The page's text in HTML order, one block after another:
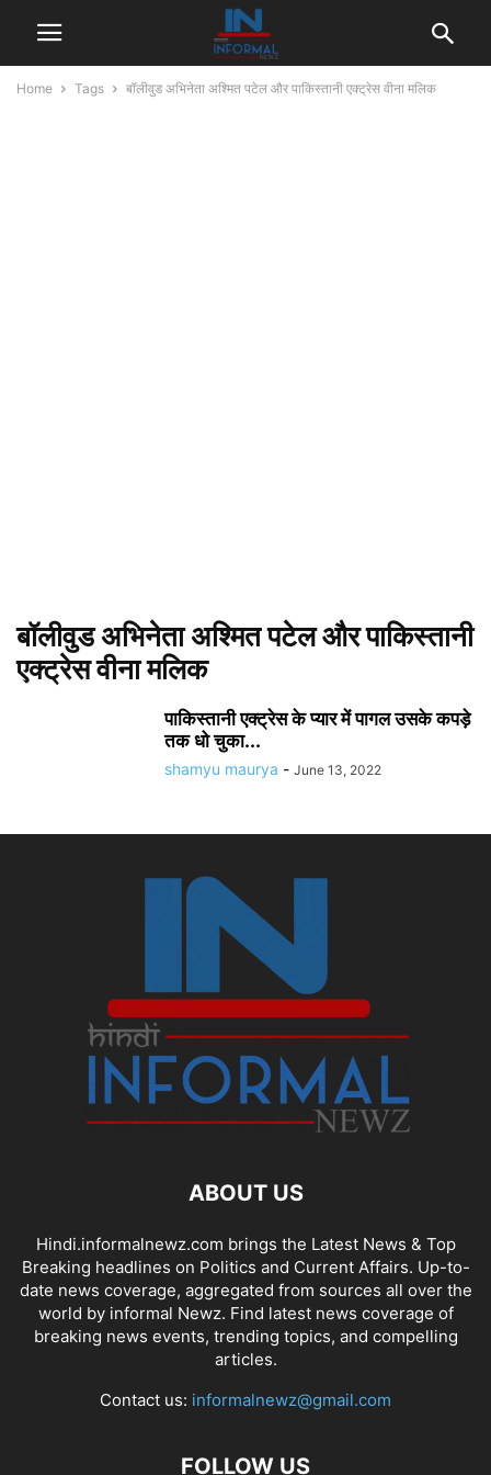
Home Tags बॉलीवुड अभिनेता अश्मित पटेल और पाकिस्तानी एक्ट्रेस वीना मलिक
बॉलीवुड अभिनेता अश्मित पटेल और पाकिस्तानी
एक्ट्रेस वीना मलिक
पाकिस्तानी एक्ट्रेस के प्यार में पागल उसके कपड़े
तक धो चुका...
shamyu maurya - June 13, 2022
ABOUT US
Hindi.informalnewz.com brings the Latest News & Top
Breaking headlines on Politics and Current Affairs. Up-to-
date news coverage, aggregated from sources all over the
world by informal Newz. Find latest news coverage of
breaking news events, trending topics, and compelling
articles.
Contact us: informalnewz@gmail.com
FOLLOW US